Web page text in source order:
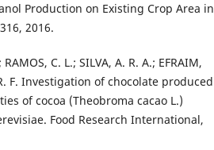
Production on Existing Crop Area in
2016.
C. L.; SILVA, A. R. A.; EFRAIM,
F. Investigation of chocolate produced
of cocoa (Theobroma cacao L.)
Food Research International,